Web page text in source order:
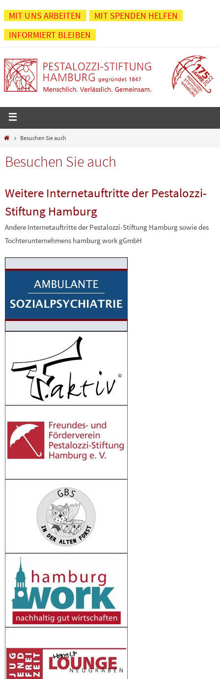
Zum
Inhalt
springen
MIT UNS ARBEITEN
MIT SPENDEN HELFEN
INFORMIERT BLEIBEN
StartBesuchen Sie auch
Besuchen Sie auch
Weitere Internetauftritte der Pestalozzi-
Stiftung Hamburg
Andere Internetauftritte der Pestalozzi-Stiftung Hamburg sowie des
Tochterunternehmens hamburg work gGmbH